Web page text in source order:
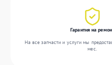
Гарантия на
На все запчасти и услуги мы
мес.